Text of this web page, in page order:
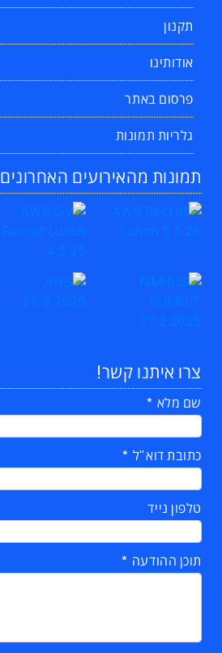
תקנון
אודותינו
פרסום באתר
גלריות תמונות
תמונות מהאירועים האחרונים
צרו איתנו קשר!
שם מלא
כתובת דוא"ל
טלפון נייד
תוכן ההודעה